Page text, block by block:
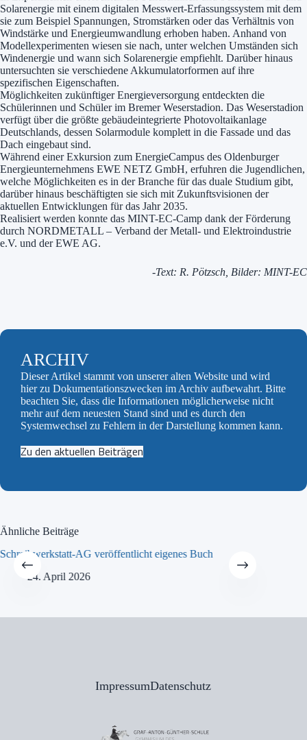
Solarenergie mit einem digitalen Messwert-Erfassungssystem mit dem
sie zum Beispiel Spannungen, Stromstärken oder das Verhältnis von
Windstärke und Energieumwandlung erhoben haben. Anhand von
Modellexperimenten wiesen sie nach, unter welchen Umständen sich
Windenergie und wann sich Solarenergie empfiehlt. Darüber hinaus
untersuchten sie verschiedene Akkumulatorformen auf ihre
spezifischen Eigenschaften.
Möglichkeiten zukünftiger Energieversorgung entdeckten die
Schülerinnen und Schüler im Bremer Weserstadion. Das Weserstadion
verfügt über die größte gebäudeintegrierte Photovoltaikanlage
Deutschlands, dessen Solarmodule komplett in die Fassade und das
Dach eingebaut sind.
Während einer Exkursion zum EnergieCampus des Oldenburger
Energieunternehmens EWE NETZ GmbH, erfuhren die Jugendlichen,
welche Möglichkeiten es in der Branche für das duale Studium gibt,
darüber hinaus beschäftigten sie sich mit Zukunftsvisionen der
aktuellen Entwicklungen für das Jahr 2035.
Realisiert werden konnte das MINT-EC-Camp dank der Förderung
durch NORDMETALL – Verband der Metall- und Elektroindustrie
e.V. und der EWE AG.
-Text: R. Pötzsch, Bilder: MINT-EC
ARCHIV
Dieser Artikel stammt von unserer alten Website und wird
hier zu Dokumentationszwecken im Archiv aufbewahrt. Bitte
beachten Sie, dass die Informationen möglicherweise nicht
mehr auf dem neuesten Stand sind und es durch den
Systemwechsel zu Fehlern in der Darstellung kommen kann.
Zu den aktuellen Beiträgen
Ähnliche Beiträge
Schreibwerkstatt-AG veröffentlicht eigenes Buch
24. April 2026
ImpressumDatenschutz